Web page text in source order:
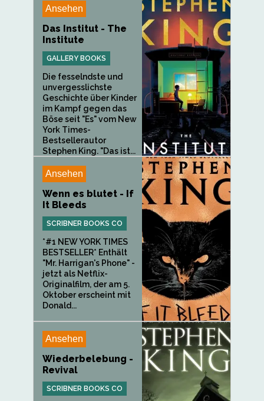
Ansehen
Das Institut - The
Institute
GALLERY BOOKS
Die fesselndste und
unvergesslichste
Geschichte über Kinder
im Kampf gegen das
Böse seit "Es" vom New
York Times-
Bestsellerautor
Stephen King. "Das ist...
Ansehen
Wenn es blutet - If
It Bleeds
SCRIBNER BOOKS CO
*#1 NEW YORK TIMES
BESTSELLER* Enthält
"Mr. Harrigan's Phone" -
jetzt als Netflix-
Originalfilm, der am 5.
Oktober erscheint mit
Donald...
Ansehen
Wiederbelebung -
Revival
SCRIBNER BOOKS CO